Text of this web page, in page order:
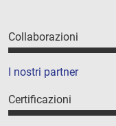
Collaborazioni
I nostri partner
Certificazioni